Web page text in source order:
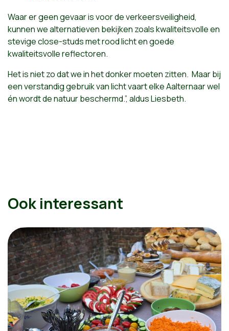
Waar er geen gevaar is voor de verkeersveiligheid,
kunnen we alternatieven bekijken zoals kwaliteitsvolle en
stevige close-studs met rood licht en goede
kwaliteitsvolle reflectoren.
Het is niet zo dat we in het donker moeten zitten. Maar bij
een verstandig gebruik van licht vaart elke Aalternaar wel
én wordt de natuur beschermd.”, aldus Liesbeth.
Ook interessant